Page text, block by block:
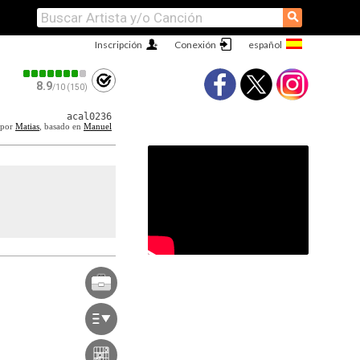
⚲
Conexión
Inscripción
8.9/10 (150)
acal0236
Matias, basado en Manuel